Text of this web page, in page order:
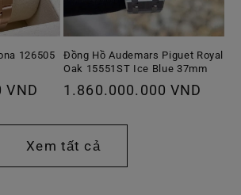
126505
VND
Đồng Hồ Audemars Piguet Royal
Oak 15551ST Ice Blue 37mm
Giá
1.860.000.000 VND
Xem tất cả